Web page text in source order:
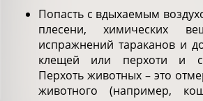
Попасть с вдыхаемым
плесени, химических
испражнений тараканов и
клещей или перхоти и
Перхоть животных – это
животного (например,